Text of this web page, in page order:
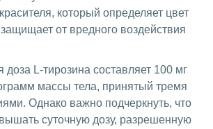
который определяет цвет
от вредного воздействия
доза L-тирозина составляет 100 мг
массы тела, принятый тремя
Однако важно подчеркнуть, что
суточную дозу, разрешенную